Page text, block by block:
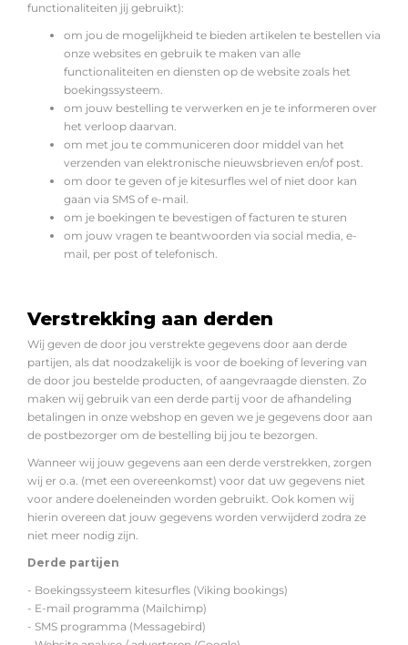
functionaliteiten jij gebruikt):
om jou de mogelijkheid te bieden artikelen te bestellen via
onze websites en gebruik te maken van alle
functionaliteiten en diensten op de website zoals het
boekingssysteem.
om jouw bestelling te verwerken en je te informeren over
het verloop daarvan.
om met jou te communiceren door middel van het
verzenden van elektronische nieuwsbrieven en/of post.
om door te geven of je kitesurfles wel of niet door kan
gaan via SMS of e-mail.
om je boekingen te bevestigen of facturen te sturen
om jouw vragen te beantwoorden via social media, e-
mail, per post of telefonisch.
Verstrekking aan derden
Wij geven de door jou verstrekte gegevens door aan derde
partijen, als dat noodzakelijk is voor de boeking of levering van
de door jou bestelde producten, of aangevraagde diensten. Zo
maken wij gebruik van een derde partij voor de afhandeling
betalingen in onze webshop en geven we je gegevens door aan
de postbezorger om de bestelling bij jou te bezorgen.
Wanneer wij jouw gegevens aan een derde verstrekken, zorgen
wij er o.a. (met een overeenkomst) voor dat uw gegevens niet
voor andere doeleneinden worden gebruikt. Ook komen wij
hierin overeen dat jouw gegevens worden verwijderd zodra ze
niet meer nodig zijn.
Derde partijen
- Boekingssysteem kitesurfles (Viking bookings)
- E-mail programma (Mailchimp)
- SMS programma (Messagebird)